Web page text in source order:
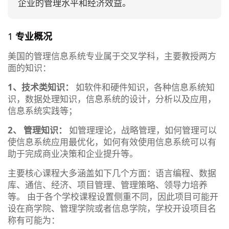
企业的管理水平和经济效益。
1 专业概况
美国的管理信息系统专业属于交叉学科，主要教授两方
面的知识：
1、技术类知识：
如软件和硬件知识，各种信息系统知
识，数据处理知识，信息系统的设计，分析以及应用，
信息系统实践等；
2、 管理知识：
如管理理论，战略管理，如何管理可以
使信息系统应用最优化，如何有效使用信息系统可以有
助于完成商业决策和企业提升等。
主要核心课程大多涵盖如下几个方面：语言编程、数据
库、通信、经济、项目管理、管理策略、领导力培养
等。 由于各个学校课程设置侧重不同，因此项目可能开
设在商学院、管理学院或者信息学院，学校开设项目名
称有可能为：